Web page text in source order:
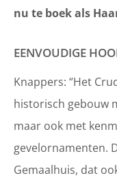
nu te boek als
EENVOUDIGE
Knappers: “Het
historisch gebouw
maar ook met
gevelornamenten.
Gemaalhuis, dat